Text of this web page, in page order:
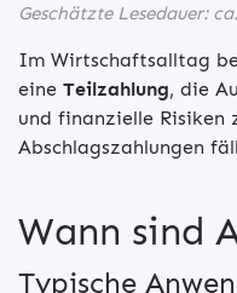
Geschätzte Lesedauer:
Im Wirtschaftsalltag
eine Teilzahlung, die
und finanzielle Risiken
Abschlagszahlungen
Wann sind
Typische